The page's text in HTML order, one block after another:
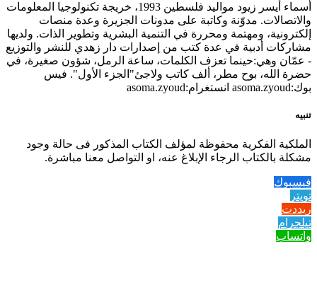
أسماء أيسر زيود مواليد فلسطين 1993، خريجة تكنولوجيا المعلومات
والاتصالات. مدوّنة وكاتبة على مدونات الجزيرة وعدة منصات
إلكترونية، ومهتمة ومحررة في التنمية البشرية وتطوير الذات. ولديها
مشاركات أدبية في عدة كتب من إصدارات دار زهدي للنشر والتوزيع
- عمّان وهي:حينما تعزف الكلمات، ساعة الرمل، شؤون صغيرة، في
حضرة الله، بوح مطر، ألف كاتب ولاجئ"الجزء الأول". فيس
بوك:asoma.zyoud انستغرام:asoma.zyoud
تنبيه
الملكية الفكرية محفوظة لمؤلف الكتاب المذكور فى حالة وجود
مشكلة بالكتاب الرجاء الإبلاغ عنه، او التواصل معنا مباشرة.
فيسبوك
تويتر
ريددت
تيلجرام
واتساب